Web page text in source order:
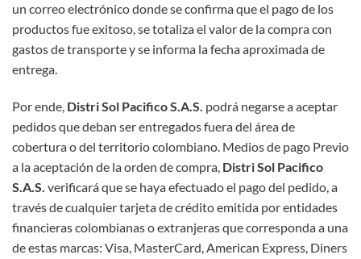
un correo electrónico donde se confirma que el pago de los
productos fue exitoso, se totaliza el valor de la compra con
gastos de transporte y se informa la fecha aproximada de
entrega.
Por ende, Distri Sol Pacifico S.A.S. podrá negarse a aceptar
pedidos que deban ser entregados fuera del área de
cobertura o del territorio colombiano. Medios de pago Previo
a la aceptación de la orden de compra, Distri Sol Pacifico
S.A.S. verificará que se haya efectuado el pago del pedido, a
través de cualquier tarjeta de crédito emitida por entidades
financieras colombianas o extranjeras que corresponda a una
de estas marcas: Visa, MasterCard, American Express, Diners